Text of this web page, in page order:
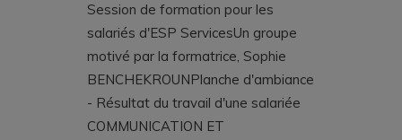
Session de formation pour les
salariés d'ESP ServicesUn groupe
motivé par la formatrice, Sophie
BENCHEKROUNPlanche d'ambiance
- Résultat du travail d'une salariée
COMMUNICATION ET